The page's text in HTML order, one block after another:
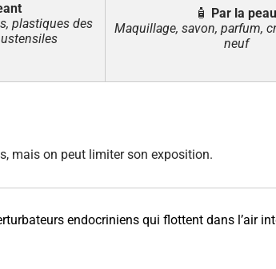
plastiques des
🧴 Par la peau
Maquillage, savon, parfum,
neuf
mais on peut limiter son exposition.
endocriniens qui flottent dans l’air